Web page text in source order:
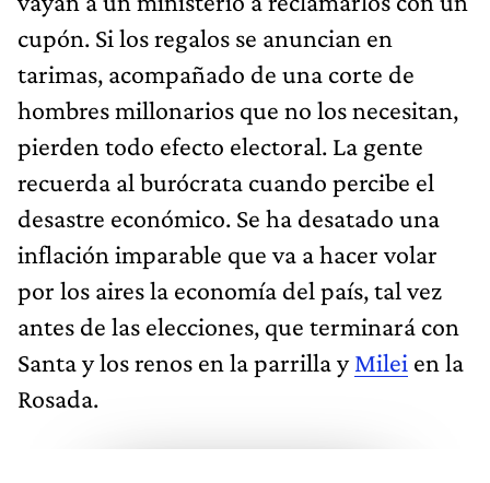
cupón. Si los regalos se anuncian en
tarimas, acompañado de una corte de
hombres millonarios que no los necesitan,
pierden todo efecto electoral. La gente
recuerda al burócrata cuando percibe el
desastre económico. Se ha desatado una
inflación imparable que va a hacer volar
por los aires la economía del país, tal vez
antes de las elecciones, que terminará con
Santa y los renos en la parrilla yMilei en la
Rosada.